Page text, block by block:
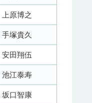
上原博之
手塚貴久
安田翔伍
池江泰寿
坂口智康